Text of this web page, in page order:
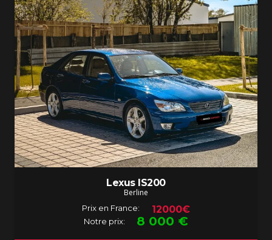
Lexus IS200
Berline
Prix en France: 12000€
Notre prix: 8 000 €